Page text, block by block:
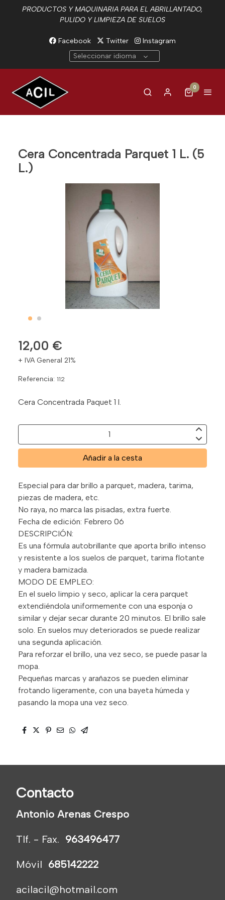
PRODUCTOS Y MAQUINARIA PARA EL ABRILLANTADO,
PULIDO Y LIMPIEZA DE SUELOS
Facebook Twitter
Instagram
Seleccionar idioma
0
Cera Concentrada Parquet 1 L. (5
L.)
12,00 €
+ IVA General 21%
Referencia: 112
Cera Concentrada Paquet 1 l.
Añadir a la cesta
Especial para dar brillo a parquet, madera, tarima,
piezas de madera, etc.
No raya, no marca las pisadas, extra fuerte.
Fecha de edición: Febrero 06
DESCRIPCIÓN:
Es una fórmula autobrillante que aporta brillo intenso
y resistente a los suelos de parquet, tarima flotante
y madera barnizada.
MODO DE EMPLEO:
En el suelo limpio y seco, aplicar la cera parquet
extendiéndola uniformemente con una esponja o
similar y dejar secar durante 20 minutos. El brillo sale
solo. En suelos muy deteriorados se puede realizar
una segunda aplicación.
Para reforzar el brillo, una vez seco, se puede pasar la
mopa.
Pequeñas marcas y arañazos se pueden eliminar
frotando ligeramente, con una bayeta húmeda y
pasando la mopa una vez seco.
Contacto
Antonio Arenas Crespo
Tlf. - Fax. 963496477
Móvil 685142222
acilacil@hotmail.com